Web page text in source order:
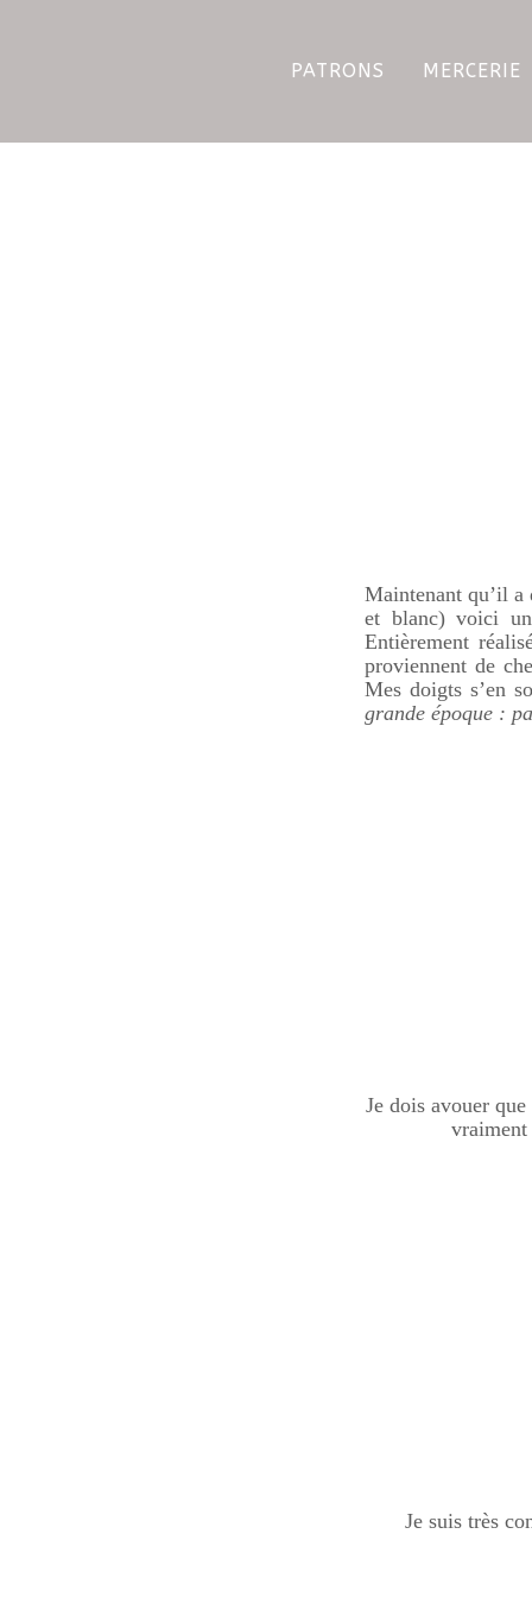
PATRONS MERCERIE
Maintenant qu’il a
et blanc) voici
Entièrement
proviennent de
Mes doigts s’en
grande époque :
Je dois avouer
Je suis très